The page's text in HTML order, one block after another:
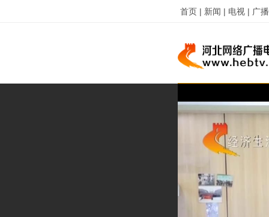
首页 | 新闻 | 电视 | 广